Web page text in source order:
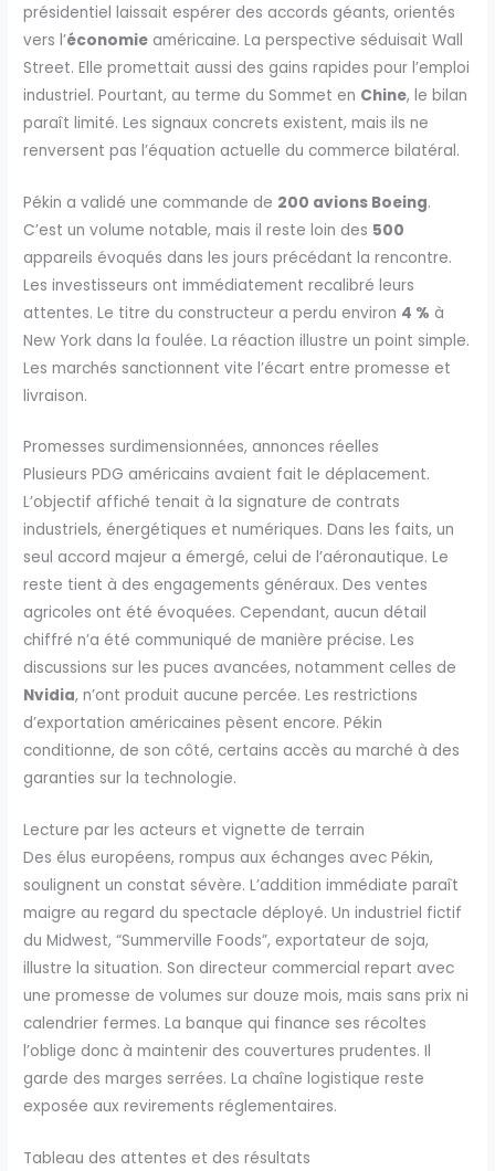
présidentiel laissait espérer des accords géants, orientés
vers l’économie américaine. La perspective séduisait Wall
Street. Elle promettait aussi des gains rapides pour l’emploi
industriel. Pourtant, au terme du Sommet en Chine, le bilan
paraît limité. Les signaux concrets existent, mais ils ne
renversent pas l’équation actuelle du commerce bilatéral.
Pékin a validé une commande de 200 avions Boeing.
C’est un volume notable, mais il reste loin des 500
appareils évoqués dans les jours précédant la rencontre.
Les investisseurs ont immédiatement recalibré leurs
attentes. Le titre du constructeur a perdu environ 4 % à
New York dans la foulée. La réaction illustre un point simple.
Les marchés sanctionnent vite l’écart entre promesse et
livraison.
Promesses surdimensionnées, annonces réelles
Plusieurs PDG américains avaient fait le déplacement.
L’objectif affiché tenait à la signature de contrats
industriels, énergétiques et numériques. Dans les faits, un
seul accord majeur a émergé, celui de l’aéronautique. Le
reste tient à des engagements généraux. Des ventes
agricoles ont été évoquées. Cependant, aucun détail
chiffré n’a été communiqué de manière précise. Les
discussions sur les puces avancées, notamment celles de
Nvidia, n’ont produit aucune percée. Les restrictions
d’exportation américaines pèsent encore. Pékin
conditionne, de son côté, certains accès au marché à des
garanties sur la technologie.
Lecture par les acteurs et vignette de terrain
Des élus européens, rompus aux échanges avec Pékin,
soulignent un constat sévère. L’addition immédiate paraît
maigre au regard du spectacle déployé. Un industriel fictif
du Midwest, “Summerville Foods”, exportateur de soja,
illustre la situation. Son directeur commercial repart avec
une promesse de volumes sur douze mois, mais sans prix ni
calendrier fermes. La banque qui finance ses récoltes
l’oblige donc à maintenir des couvertures prudentes. Il
garde des marges serrées. La chaîne logistique reste
exposée aux revirements réglementaires.
Tableau des attentes et des résultats